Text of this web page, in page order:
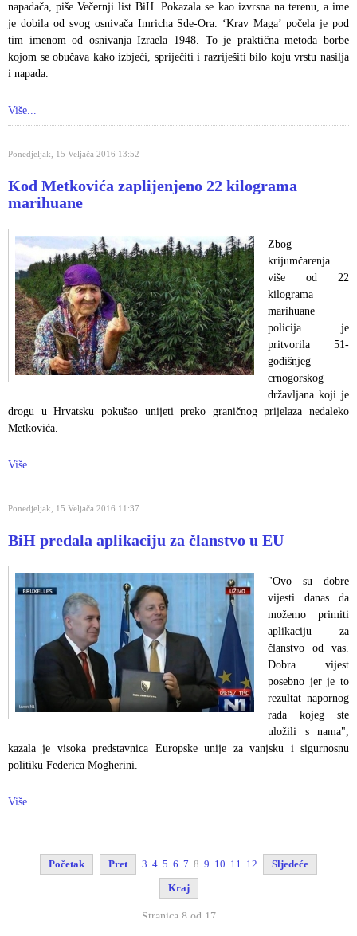
napadača, piše Večernji list BiH. Pokazala se kao izvrsna na terenu, a ime
je dobila od svog osnivača Imricha Sde-Ora. ‘Krav Maga’ počela je pod
tim imenom od osnivanja Izraela 1948. To je praktična metoda borbe
kojom se obučava kako izbjeći, spriječiti i razriješiti bilo koju vrstu nasilja
i napada.
Više...
Ponedjeljak, 15 Veljača 2016 13:52
Kod Metkovića zaplijenjeno 22 kilograma
marihuane
Zbog
krijumčarenja
više od 22
kilograma
marihuane
policija je
pritvorila 51-
godišnjeg
crnogorskog
državljana koji je
drogu u Hrvatsku pokušao unijeti preko graničnog prijelaza nedaleko
Metkovića.
Više...
Ponedjeljak, 15 Veljača 2016 11:37
BiH predala aplikaciju za članstvo u EU
"Ovo su dobre
vijesti danas da
možemo primiti
aplikaciju za
članstvo od vas.
Dobra vijest
posebno jer je to
rezultat napornog
rada kojeg ste
uložili s nama",
kazala je visoka predstavnica Europske unije za vanjsku i sigurnosnu
politiku Federica Mogherini.
Više...
Početak Pret 3 4 5 6 7 8 9 10 11 12 Sljedeće
Kraj
Stranica 8 od 17